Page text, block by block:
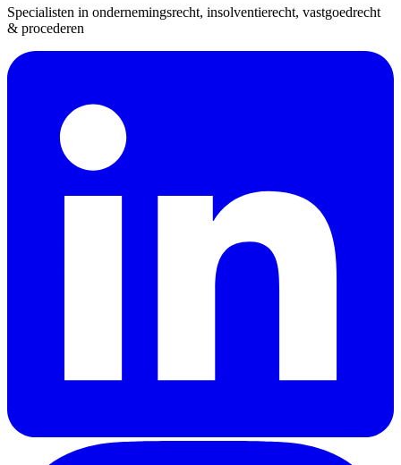
Specialisten in ondernemingsrecht, insolventierecht, vastgoedrecht
& procederen